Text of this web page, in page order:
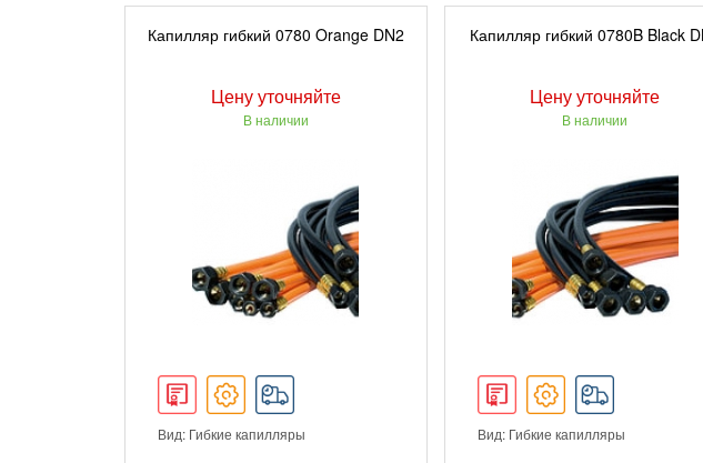
ПОДРОБНЕЕ ПОДРОБНЕЕ
Капилляр гибкий 0780 Orange DN2
Цену уточняйте
В наличии
Вид: Гибкие капилляры
Капилляр гибкий 0780B Black
Цену уточняйте
В наличии
Вид: Гибкие капилляры